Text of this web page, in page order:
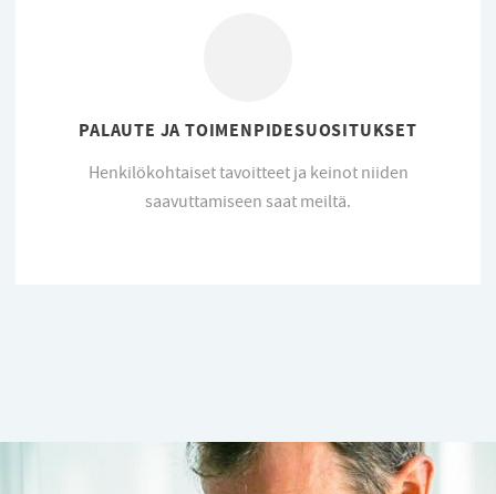
PALAUTE JA TOIMENPIDESUOSITUKSET
Henkilökohtaiset tavoitteet ja keinot niiden
saavuttamiseen saat meiltä.